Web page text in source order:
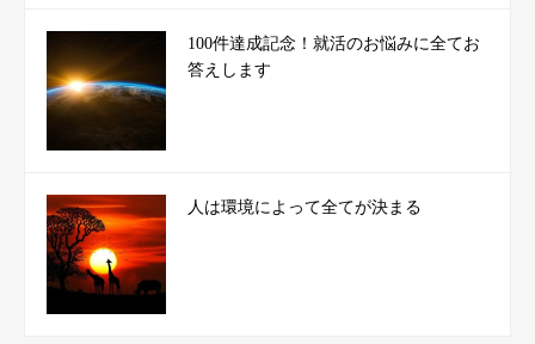
100件達成記念！就活のお悩みに全てお
答えします
人は環境によって全てが決まる